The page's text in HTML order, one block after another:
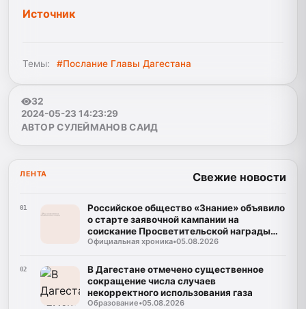
Источник
Темы: #Послание Главы Дагестана
32
2024-05-23 14:23:29
АВТОР СУЛЕЙМАНОВ САИД
ЛЕНТА Свежие новости
01
Российское общество «Знание» объявило
о старте заявочной кампании на
соискание Просветительской награды
«Знание. Премия-2026»
Официальная хроника•05.08.2026
02
В Дагестане отмечено существенное
сокращение числа случаев
некорректного использования газа
Образование•05.08.2026